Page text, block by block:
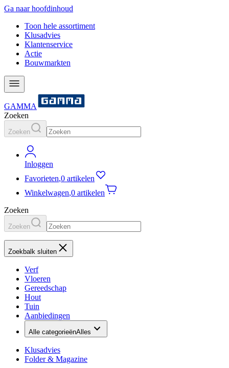
Ga naar hoofdinhoud
Toon hele assortiment
Klusadvies
Klantenservice
Actie
Bouwmarkten
GAMMA
Zoeken
Zoeken
Inloggen
Favorieten,0 artikelen
Winkelwagen,0 artikelen
Zoeken
Zoeken
Zoekbalk sluiten
Verf
Vloeren
Gereedschap
Hout
Tuin
Aanbiedingen
Alle categorieënAlles
Klusadvies
Folder & Magazine